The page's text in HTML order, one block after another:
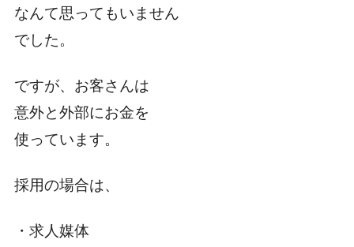
なんて思ってもいません
でした。
ですが、お客さんは
意外と外部にお金を
使っています。
採用の場合は、
・求人媒体